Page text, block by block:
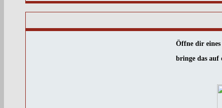
Öffne dir
bringe das auf